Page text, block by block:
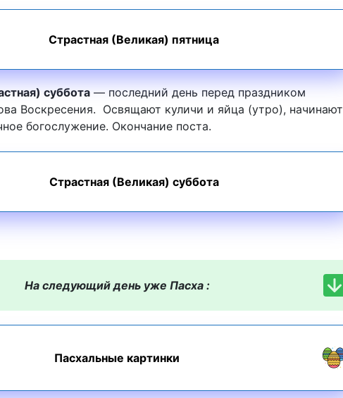
Страстная (Великая) пятница
суббота — последний день перед праздником
Воскресения. Освящают куличи и яйца (утро), начинают
богослужение. Окончание поста.
Страстная (Великая) суббота
На следующий день уже Пасха :
Пасхальные картинки